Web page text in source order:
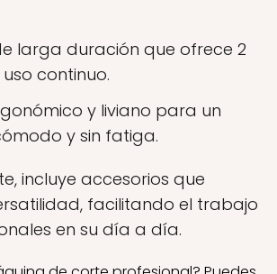
larga duración que ofrece 2
continuo.
y liviano para un
y sin fatiga.
incluye accesorios que
facilitando el trabajo
en su día a día.